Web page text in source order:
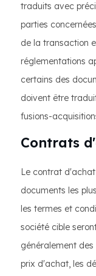
traduits avec
parties
de la transaction
réglementations
certains des
doivent être
fusions-
Contrats
Le contrat
documents les
les termes et
société cible
généralement
prix d'achat, les